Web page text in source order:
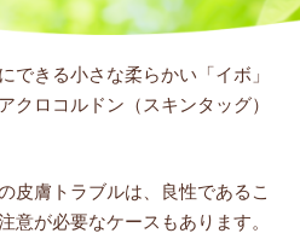
できる小さな柔らかい「イボ」
クロコルドン（スキンタッグ）
皮膚トラブルは、良性であるこ
意が必要なケースもあります。